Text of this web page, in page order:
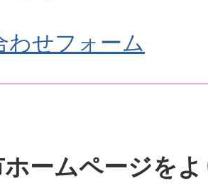
わせフォーム
ームページを